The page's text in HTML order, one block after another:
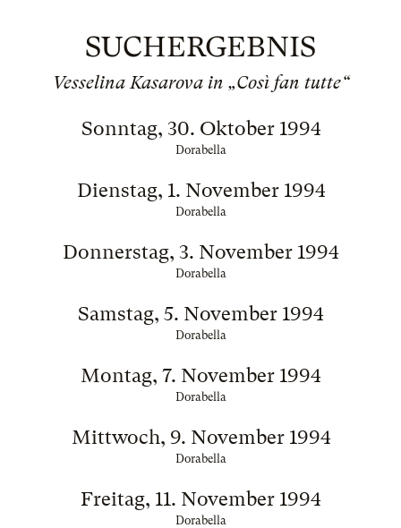
SUCHERGEBNIS
Vesselina Kasarova in „Così fan tutte“
Sonntag, 30. Oktober 1994
Dorabella
Dienstag, 1. November 1994
Dorabella
Donnerstag, 3. November 1994
Dorabella
Samstag, 5. November 1994
Dorabella
Montag, 7. November 1994
Dorabella
Mittwoch, 9. November 1994
Dorabella
Freitag, 11. November 1994
Dorabella